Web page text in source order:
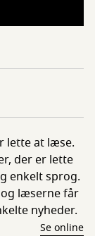
lette at læse.
der er lette
enkelt sprog.
læserne får
nyheder.
Se online